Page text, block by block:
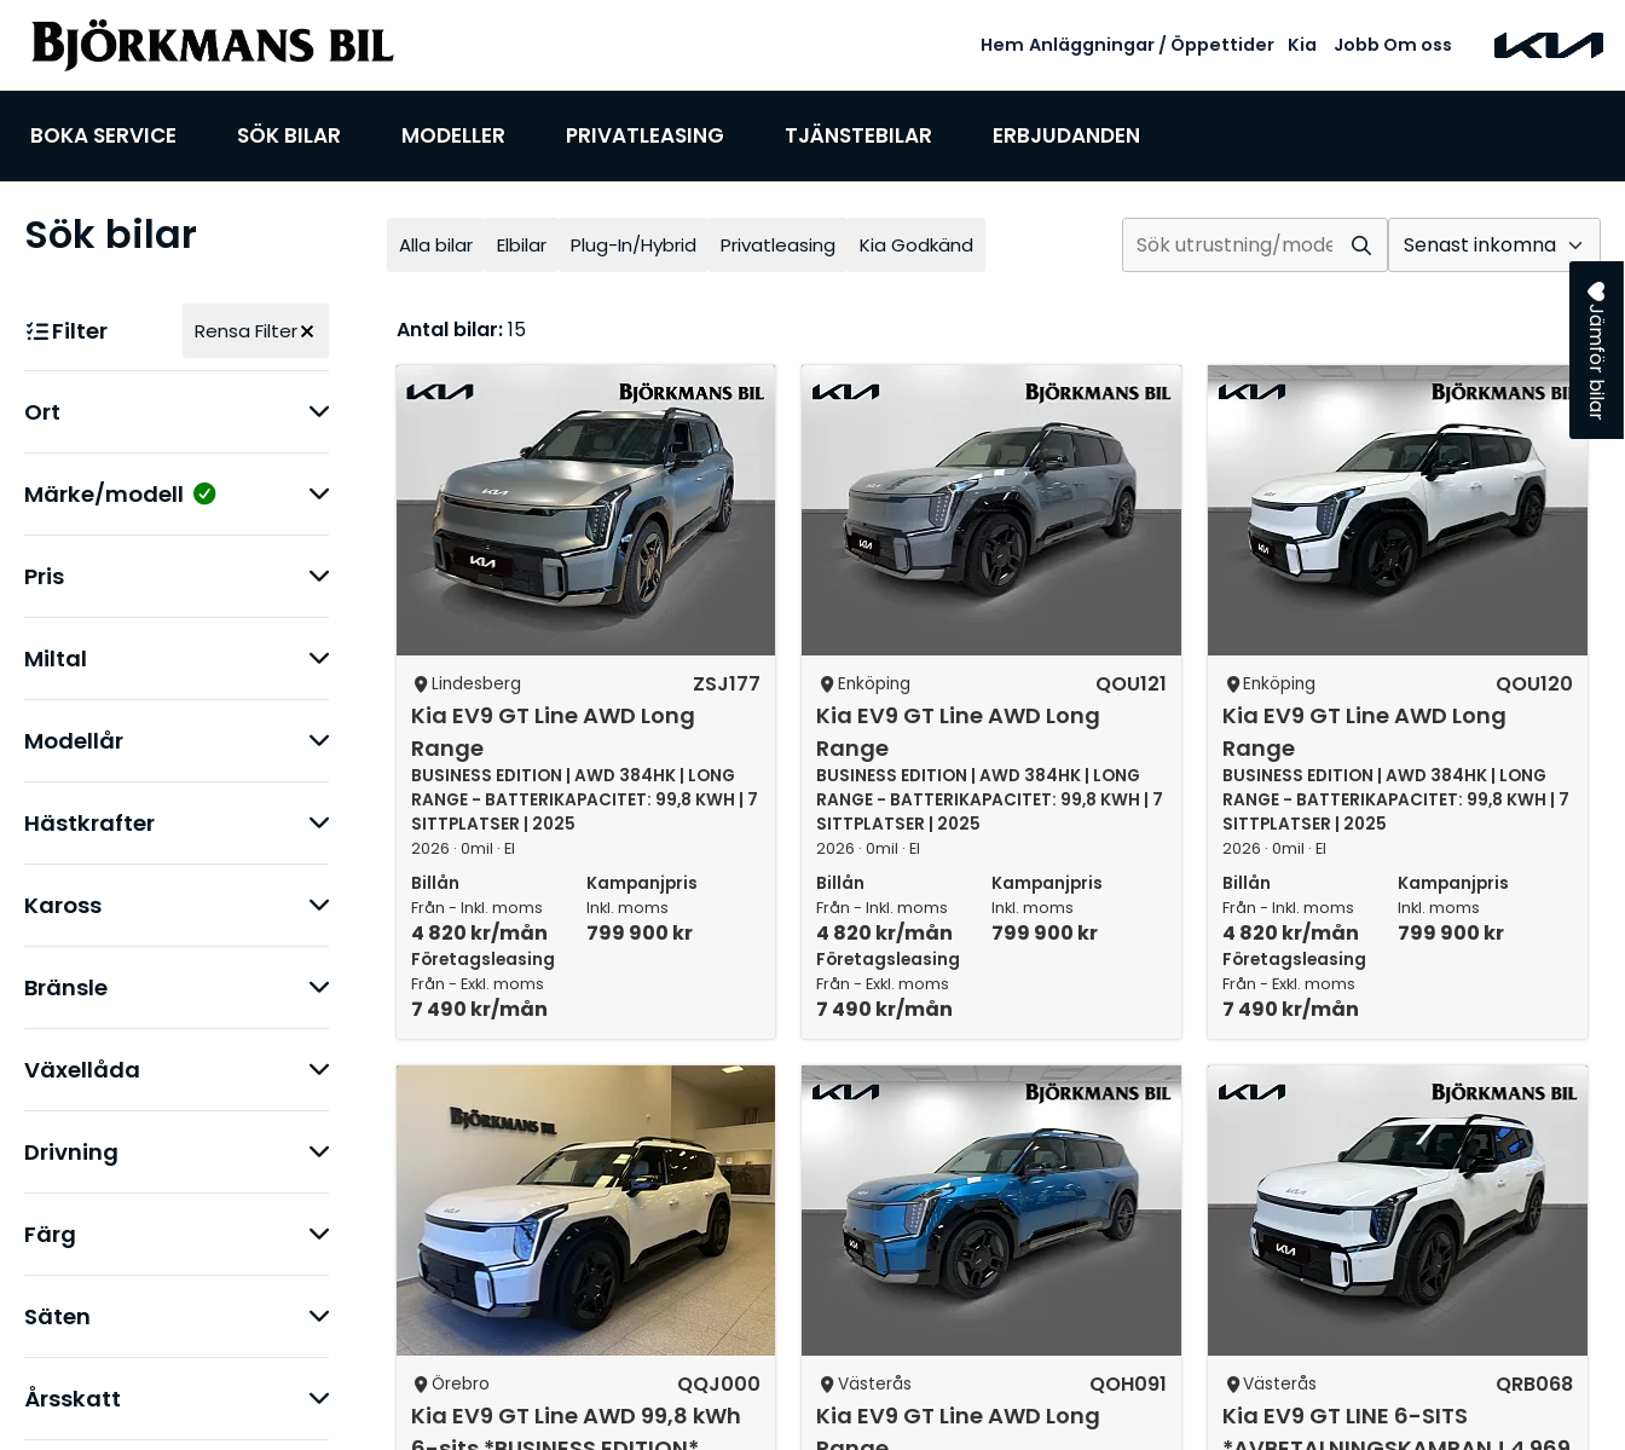
Hem Anläggningar / Öppettider Kia Jobb Om oss
BOKA SERVICE SÖK BILAR MODELLER PRIVATLEASING TJÄNSTEBILAR ERBJUDANDEN
Jämför bilar
Sök bilar Alla bilar Elbilar Plug-In/Hybrid Privatleasing Kia Godkänd Sortera
Filter Rensa Filter
Ort
Märke/modell
Pris
Miltal
Modellår
Hästkrafter
Kaross
Bränsle
Växellåda
Drivning
Färg
Säten
Årsskatt
Antal bilar:15
Lindesberg ZSJ177
Kia EV9 GT Line AWD Long
Range
BUSINESS EDITION | AWD 384HK | LONG
RANGE - BATTERIKAPACITET: 99,8 KWH | 7
SITTPLATSER | 2025
2026 · 0mil · El
Billån
Från - Inkl. moms
4 820 kr/mån
Kampanjpris
Inkl. moms
799 900 kr
Företagsleasing
Från - Exkl. moms
7 490 kr/mån
Enköping QOU121
Kia EV9 GT Line AWD Long
Range
BUSINESS EDITION | AWD 384HK | LONG
RANGE - BATTERIKAPACITET: 99,8 KWH | 7
SITTPLATSER | 2025
2026 · 0mil · El
Billån
Från - Inkl. moms
4 820 kr/mån
Kampanjpris
Inkl. moms
799 900 kr
Företagsleasing
Från - Exkl. moms
7 490 kr/mån
Enköping QOU120
Kia EV9 GT Line AWD Long
Range
BUSINESS EDITION | AWD 384HK | LONG
RANGE - BATTERIKAPACITET: 99,8 KWH | 7
SITTPLATSER | 2025
2026 · 0mil · El
Billån
Från - Inkl. moms
4 820 kr/mån
Kampanjpris
Inkl. moms
799 900 kr
Företagsleasing
Från - Exkl. moms
7 490 kr/mån
Örebro QQJ000
Kia EV9 GT Line AWD 99,8 kWh
Västerås QOH091
Kia EV9 GT Line AWD Long
Västerås QRB068
Kia EV9 GT LINE 6-SITS